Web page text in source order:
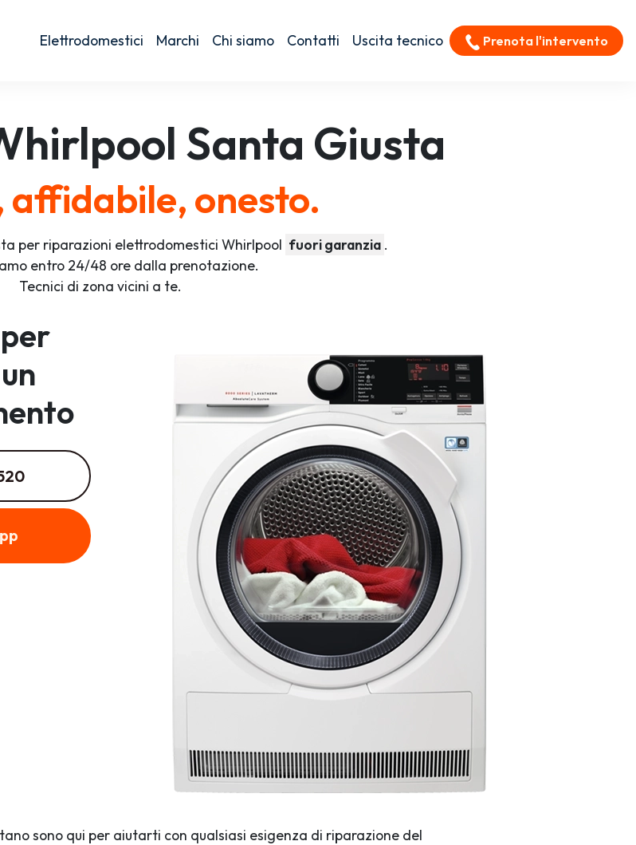
Elettrodomestici Marchi Chi siamo Contatti Uscita tecnico Prenota l'intervento
Santa Giusta
affidabile, onesto.
per riparazioni elettrodomestici Whirlpool fuori garanzia .
entro 24/48 ore dalla prenotazione.
Tecnici di zona vicini a te.
sono qui per aiutarti con qualsiasi esigenza di riparazione del